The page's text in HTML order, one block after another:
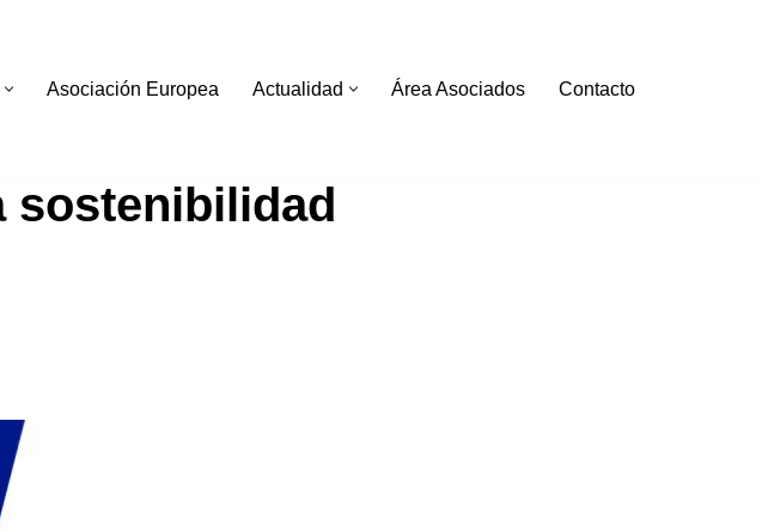
Asociación Europea Actualidad Área Asociados Contacto
sostenibilidad